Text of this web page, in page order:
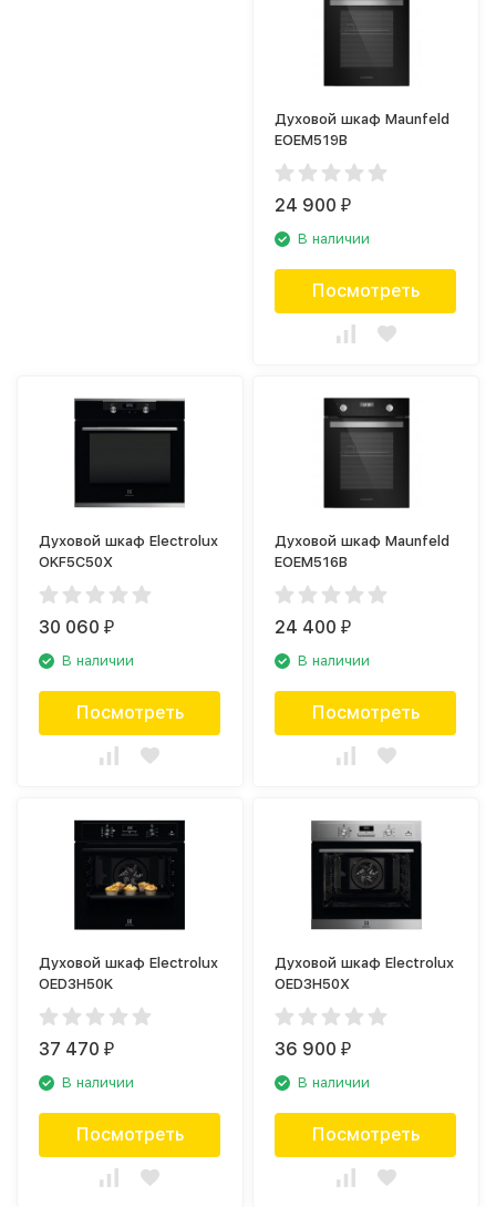
Духовой шкаф Maunfeld
EOEM519B
24 900₽
В наличии
Посмотреть
Духовой шкаф Electrolux
OKF5C50X
30 060₽
В наличии
Посмотреть
Духовой шкаф Maunfeld
EOEM516B
24 400₽
В наличии
Посмотреть
Духовой шкаф Electrolux
OED3H50K
37 470₽
В наличии
Посмотреть
Духовой шкаф Electrolux
OED3H50X
36 900₽
В наличии
Посмотреть